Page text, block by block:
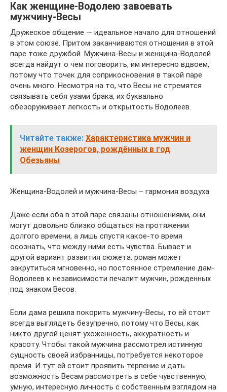
Как женщине-Водолею завоевать
мужчину-Весы
Дружеское общение — идеальное начало для отношений
в этом союзе. Притом заканчиваются отношения в этой
паре тоже дружбой. Мужчина-Весы и женщина-Водолей
всегда найдут о чем поговорить, им интересно вдвоем,
потому что точек для соприкосновения в такой паре
очень много. Несмотря на то, что Весы не стремятся
связывать себя узами брака, их буквально
обезоруживает легкость и открытость Водолеев.
Читайте также: Характеристика мужчин и
женщин Козерогов, рождённых в год
Обезьяны
Женщина-Водолей и мужчина-Весы – гармония воздуха
Даже если оба в этой паре связаны отношениями, они
могут довольно близко общаться на протяжении
долгого времени, а лишь спустя какое-то время
осознать, что между ними есть чувства. Бывает и
другой вариант развития сюжета: роман может
закрутиться мгновенно, но постоянное стремление дам-
Водолеев к независимости печалит мужчин, рожденных
под знаком Весов.
Если дама решила покорить мужчину-Весы, то ей стоит
всегда выглядеть безупречно, потому что Весы, как
никто другой ценят ухоженность, аккуратность и
красоту. Чтобы такой мужчина рассмотрел истинную
сущность своей избранницы, потребуется некоторое
время. И тут ей стоит проявить терпение и дать
возможность Весам рассмотреть в себе чувственную,
умную, интересную личность с собственным взглядом на